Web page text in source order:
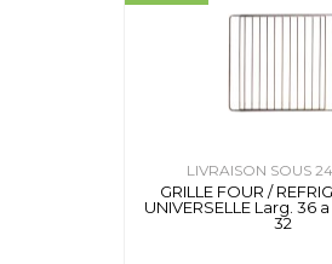
LIVRAISON SOUS
GRILLE FOUR /
UNIVERSELLE Larg. 36
32